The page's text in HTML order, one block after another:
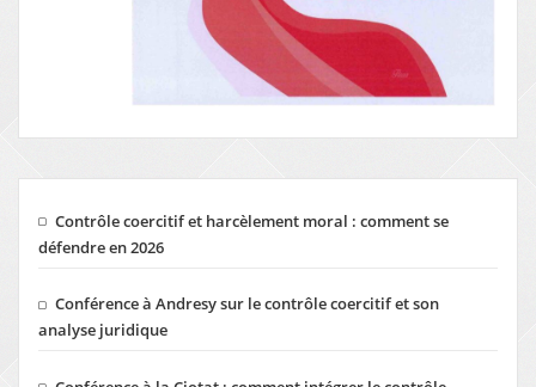
Contrôle coercitif et harcèlement moral : comment se
défendre en 2026
Conférence à Andresy sur le contrôle coercitif et son
analyse juridique